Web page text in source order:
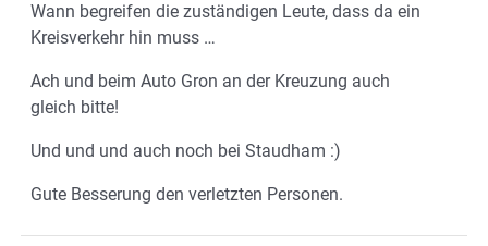
Wann begreifen die zuständigen Leute, dass da ein
Kreisverkehr hin muss …
Ach und beim Auto Gron an der Kreuzung auch
gleich bitte!
Und und und auch noch bei Staudham :)
Gute Besserung den verletzten Personen.